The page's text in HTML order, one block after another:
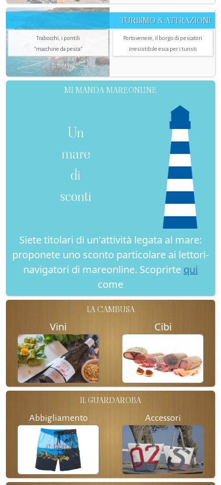
TURISMO & ATTRAZIONI
Trabocchi, i pontili
"macchine da pesca"
Portovenere, il borgo di pescatori
irresistibile esca per i turisti
MI MANDA MAREONLINE
Un
mare
di
sconti
Siete titolari di un'attività legata al mare:
proponete uno sconto particolare ai lettori-
navigatori di mareonline. Scoprirte qui
come
LA CAMBUSA
Vini Cibi
IL GUARDAROBA
Abbigliamento Accessori